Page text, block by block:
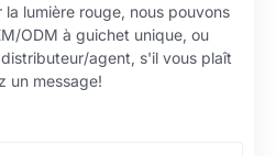
lumière rouge, nous pouvons
ODM à guichet unique, ou
agent, s'il vous plaît
un message!